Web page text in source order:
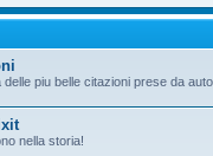
delle piu belle citazioni prese da
nella storia!